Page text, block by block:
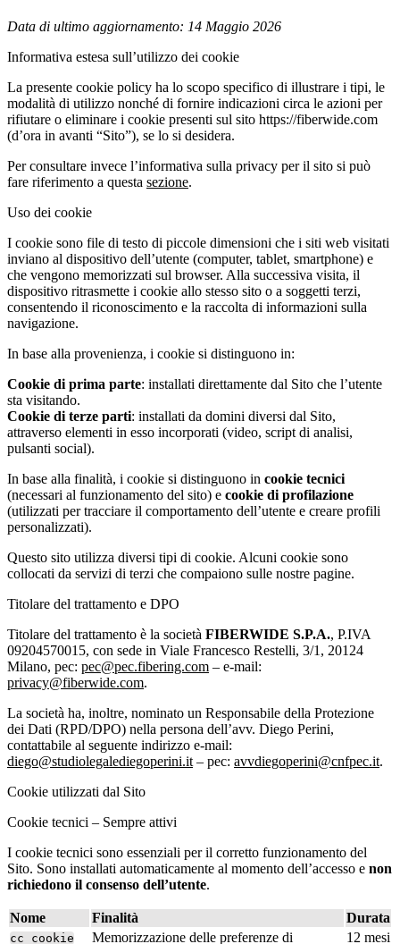
Data di ultimo aggiornamento: 14 Maggio 2026
Informativa estesa sull’utilizzo dei cookie
La presente cookie policy ha lo scopo specifico di illustrare i tipi, le
modalità di utilizzo nonché di fornire indicazioni circa le azioni per
rifiutare o eliminare i cookie presenti sul sito https://fiberwide.com
(d’ora in avanti “Sito”), se lo si desidera.
Per consultare invece l’informativa sulla privacy per il sito si può
fare riferimento a questa sezione.
Uso dei cookie
I cookie sono file di testo di piccole dimensioni che i siti web visitati
inviano al dispositivo dell’utente (computer, tablet, smartphone) e
che vengono memorizzati sul browser. Alla successiva visita, il
dispositivo ritrasmette i cookie allo stesso sito o a soggetti terzi,
consentendo il riconoscimento e la raccolta di informazioni sulla
navigazione.
In base alla provenienza, i cookie si distinguono in:
Cookie di prima parte: installati direttamente dal Sito che l’utente
sta visitando.
Cookie di terze parti: installati da domini diversi dal Sito,
attraverso elementi in esso incorporati (video, script di analisi,
pulsanti social).
In base alla finalità, i cookie si distinguono in cookie tecnici
(necessari al funzionamento del sito) e cookie di profilazione
(utilizzati per tracciare il comportamento dell’utente e creare profili
personalizzati).
Questo sito utilizza diversi tipi di cookie. Alcuni cookie sono
collocati da servizi di terzi che compaiono sulle nostre pagine.
Titolare del trattamento e DPO
Titolare del trattamento è la società FIBERWIDE S.P.A., P.IVA
09204570015, con sede in Viale Francesco Restelli, 3/1, 20124
Milano, pec: pec@pec.fibering.com – e-mail:
privacy@fiberwide.com.
La società ha, inoltre, nominato un Responsabile della Protezione
dei Dati (RPD/DPO) nella persona dell’avv. Diego Perini,
contattabile al seguente indirizzo e-mail:
diego@studiolegalediegoperini.it – pec: avvdiegoperini@cnfpec.it.
Cookie utilizzati dal Sito
Cookie tecnici – Sempre attivi
I cookie tecnici sono essenziali per il corretto funzionamento del
Sito. Sono installati automaticamente al momento dell’accesso e non
richiedono il consenso dell’utente.
Nome Finalità Durata
cc_cookie Memorizzazione delle preferenze di 12 mesi